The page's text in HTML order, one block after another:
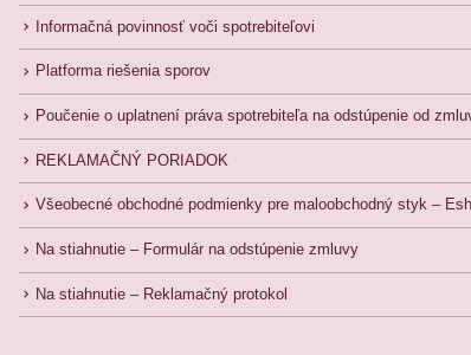
Informačná povinnosť voči spotrebiteľovi
Platforma riešenia sporov
Poučenie o uplatnení práva spotrebiteľa na odstúpenie od
REKLAMAČNÝ PORIADOK
Všeobecné obchodné podmienky pre maloobchodný styk –
Na stiahnutie – Formulár na odstúpenie zmluvy
Na stiahnutie – Reklamačný protokol